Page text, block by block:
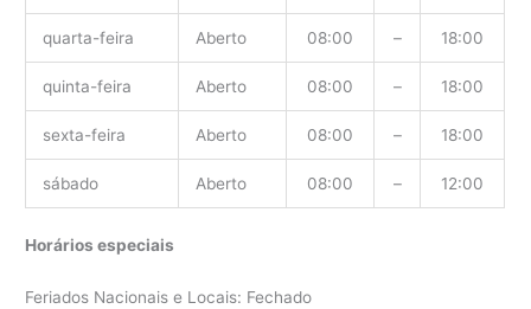
quarta-feira Aberto 08:00 – 18:00
quinta-feira Aberto 08:00 – 18:00
sexta-feira Aberto 08:00 – 18:00
sábado Aberto 08:00 – 12:00
Horários especiais
Feriados Nacionais e Locais: Fechado